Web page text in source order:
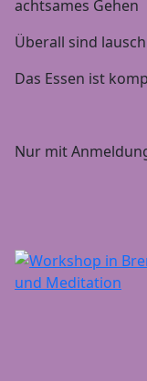
achtsames Gehen
Überall sind
Das Essen ist
Nur mit